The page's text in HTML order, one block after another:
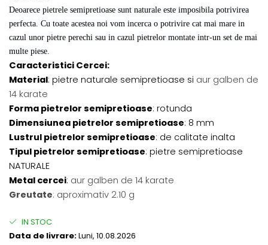
Deoarece pietrele semipretioase sunt naturale este imposibila potrivirea
perfecta. Cu toate acestea noi vom incerca o potrivire cat mai mare in
cazul unor pietre perechi sau in cazul pietrelor montate intr-un set de mai
multe piese.
Caracteristici Cercei:
Material: pietre naturale semipretioase si aur galben de
14 karate
Forma pietrelor semipretioase: rotunda
Dimensiunea pietrelor semipretioase: 8 mm
Lustrul pietrelor semipretioase: de calitate inalta
Tipul pietrelor semipretioase: pietre semipretioase
NATURALE
Metal cercei: aur galben de 14 karate
Greutate: aproximativ 2.10 g
IN STOC
Data de livrare:Luni, 10.08.2026